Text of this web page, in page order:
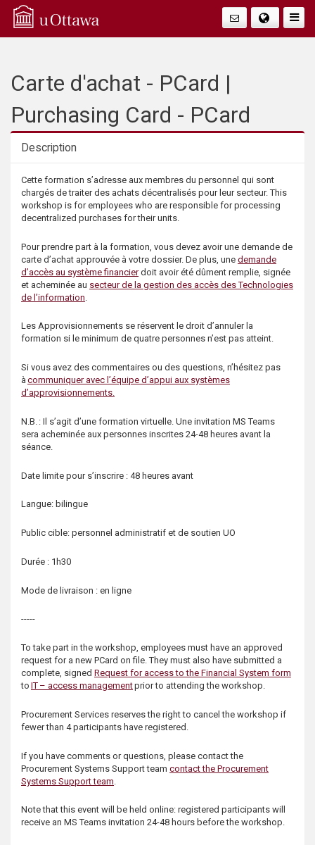
Q
Faire
Carte d'achat - PCard |
Purchasing Card - PCard
Description
Description
Cette formation s’adresse aux membres du personnel qui sont
chargés de traiter des achats décentralisés pour leur secteur. This
workshop is for employees who are responsible for processing
decentralized purchases for their units.
Pour prendre part à la formation, vous devez avoir une demande de
carte d’achat approuvée à votre dossier. De plus, une demande
d’accès au système financierdoit avoir été dûment remplie, signée
et acheminée au secteur de la gestion des accès des Technologies
de l’information
Les Approvisionnements se réservent le droit d’annuler la
formation si le minimum de quatre personnes n’est pas atteint.
Si vous avez des commentaires ou des questions, n’hésitez pas
à communiquer avec l’équipe d’appui aux systèmes
d’approvisionnements.
N.B. : Il s’agit d’une formation virtuelle. Une invitation MS Teams
sera acheminée aux personnes inscrites 24-48 heures avant la
séance.
Date limite pour s’inscrire : 48 heures avant
Langue: bilingue
Public cible: personnel administratif et de soutien UO
Durée : 1h30
Mode de livraison : en ligne
-----
To take part in the workshop, employees must have an approved
request for a new PCard on file. They must also have submitted a
complete, signed Request for access to the Financial System form
to IT – access managementprior to attending the workshop.
Procurement Services reserves the right to cancel the workshop if
fewer than 4 participants have registered.
If you have comments or questions, please contact the
Procurement Systems Support team contact the Procurement
Systems Support team
Note that this event will be held online: registered participants will
receive an MS Teams invitation 24-48 hours before the workshop.